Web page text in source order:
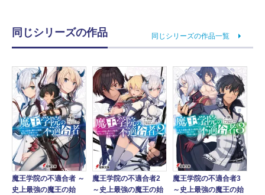
同じシリーズの作品 同じシリーズの作品一覧
魔王学院の不適合者 ～
史上最強の魔王の始
魔王学院の不適合者2
～史上最強の魔王の始
魔王学院の不適合者3
～史上最強の魔王の始